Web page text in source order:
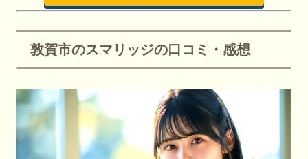
敦賀市のスマリッジの口コミ・感想